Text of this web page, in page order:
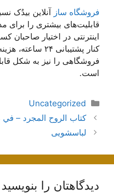
فروشگاه ساز
آنلاین بیدُک
قابلیت‌های بیشتری را برای
اینترنتی در اختیار صاحبان
کنار پشتیبانی
فروشگاهی را نیز به شکل
است.
دسته‌ها
Uncategorized
ناوبری
نوشته‌ها
كتاب الروح المجرد –
لباسشویی
دیدگاهتان را بنویسید